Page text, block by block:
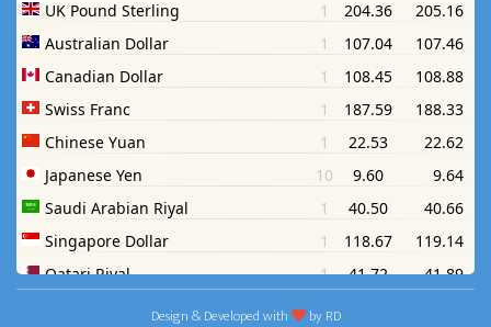
Design & Developed with byRD